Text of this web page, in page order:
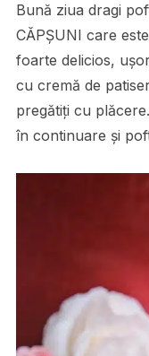
Bună ziua dragi
CĂPȘUNI care
foarte delicios,
cu cremă de
pregătiți cu
în continuare și